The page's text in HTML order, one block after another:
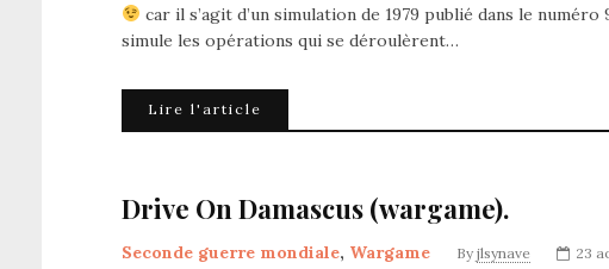
car il s’agit d’un simulation de 1979 publié dans le
simule les opérations qui se déroulèrent…
Lire l'article
Drive On Damascus (wargame).
Seconde guerre mondiale, Wargame By jlsynave 23